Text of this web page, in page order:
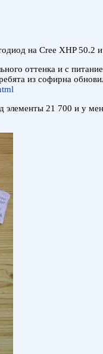
на Cree XHP 50.2
оттенка и с
из софирна
21 700 и у